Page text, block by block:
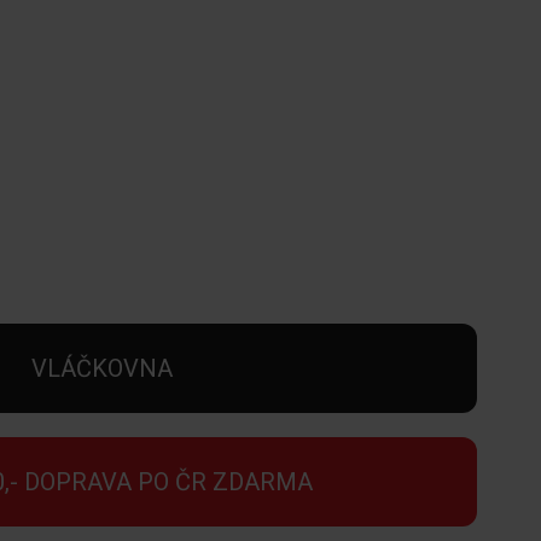
VLÁČKOVNA
DOPRAVA PO ČR ZDARMA